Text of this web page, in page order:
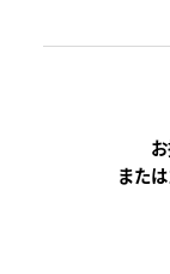
また